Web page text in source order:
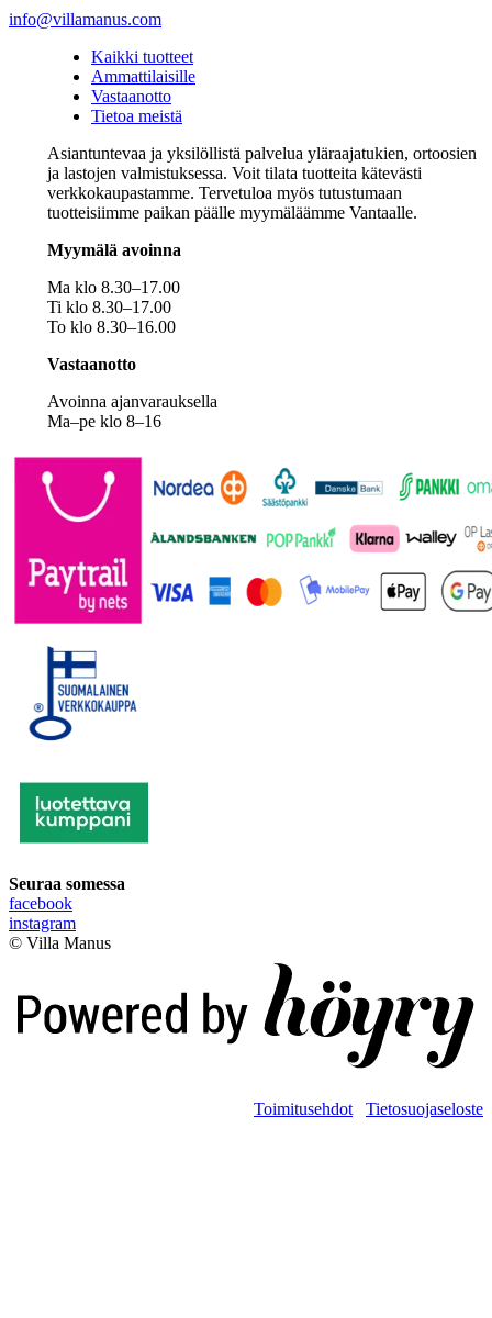
info@villamanus.com
Kaikki tuotteet
Ammattilaisille
Vastaanotto
Tietoa meistä
Asiantuntevaa ja yksilöllistä palvelua yläraajatukien, ortoosien
ja lastojen valmistuksessa. Voit tilata tuotteita kätevästi
verkkokaupastamme. Tervetuloa myös tutustumaan
tuotteisiimme paikan päälle myymäläämme Vantaalle.
Myymälä avoinna
Ma klo 8.30–17.00
Ti klo 8.30–17.00
To klo 8.30–16.00
Vastaanotto
Avoinna ajanvarauksella
Ma–pe klo 8–16
Seuraa somessa
facebook
instagram
© Villa Manus
Toimitusehdot Tietosuojaseloste